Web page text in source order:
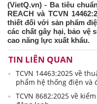
(VietQ.vn) - Ba tiêu
REACH và TCVN
thiết đối với sản phẩm
các chất gây hại, bảo vệ
cao năng lực xuất khẩu.
TIN LIÊN QUAN
TCVN 14463:2025 về
phẩm hệ thống điện và
TCVN 8682:2025 về